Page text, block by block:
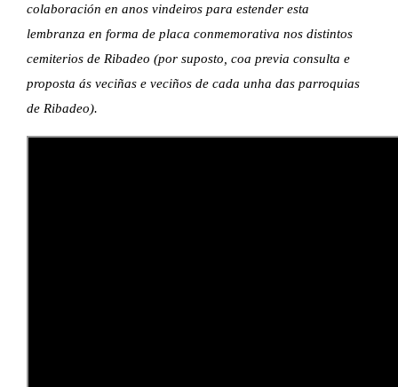
colaboración en anos vindeiros para estender esta
lembranza en forma de placa conmemorativa nos distintos
cemiterios de Ribadeo (por suposto, coa previa consulta e
proposta ás veciñas e veciños de cada unha das parroquias
de Ribadeo).